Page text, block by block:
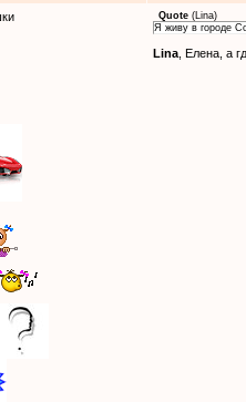
Quote (Lina)
Я живу в городе
Lina , Елена, а